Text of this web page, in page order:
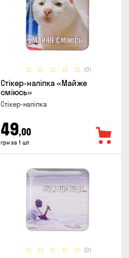
(0)
Стікер-наліпка «Майже
сміюсь»
Стікер-наліпка
49,00
грн за 1 шт
(0)